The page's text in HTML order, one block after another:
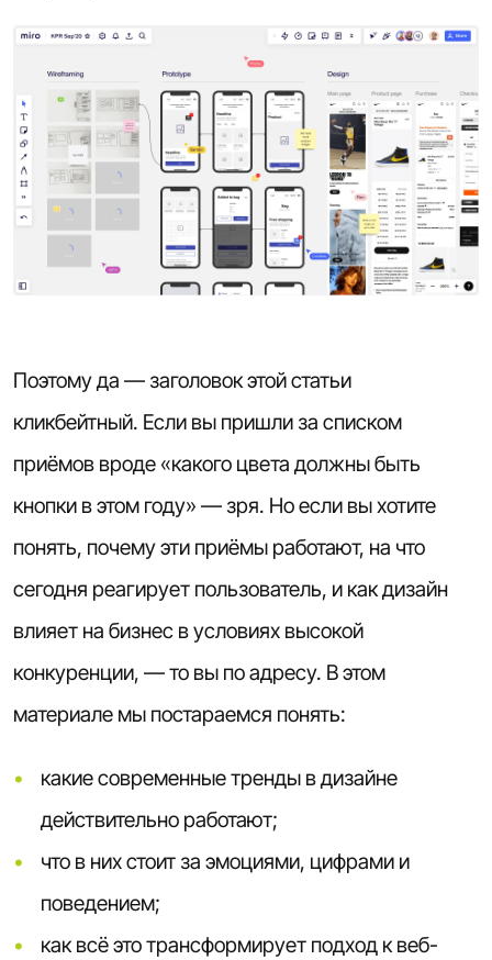
Поэтому да — заголовок этой статьи
кликбейтный. Если вы пришли за списком
приёмов вроде «какого цвета должны быть
кнопки в этом году» — зря. Но если вы хотите
понять, почему эти приёмы работают, на что
сегодня реагирует пользователь, и как дизайн
влияет на бизнес в условиях высокой
конкуренции, — то вы по адресу. В этом
материале мы постараемся понять:
какие современные тренды в дизайне
действительно работают;
что в них стоит за эмоциями, цифрами и
поведением;
как всё это трансформирует подход к веб-